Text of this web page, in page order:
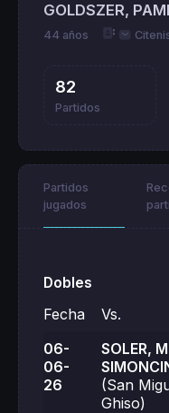
GOLDSZER,
44 años
82
Partidos
Partidos
jugados
Dobles
Fecha Vs.
06-
06-
26
SOLER,
(San
Ghiso)